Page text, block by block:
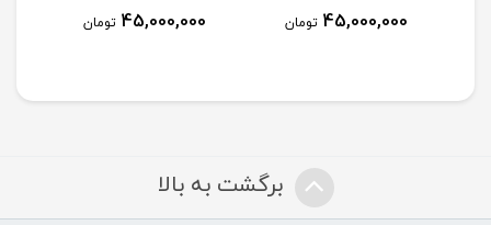
45,000,000 تومان ناموجود
برگشت به بالا